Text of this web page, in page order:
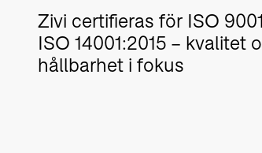
Zivi certifieras för ISO
ISO 14001:2015 – kvalitet
hållbarhet i fokus